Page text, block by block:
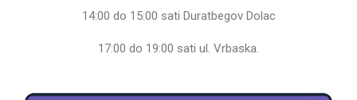
14:00 do 15:00 sati Duratbegov Dolac
17:00 do 19:00 sati ul. Vrbaska.